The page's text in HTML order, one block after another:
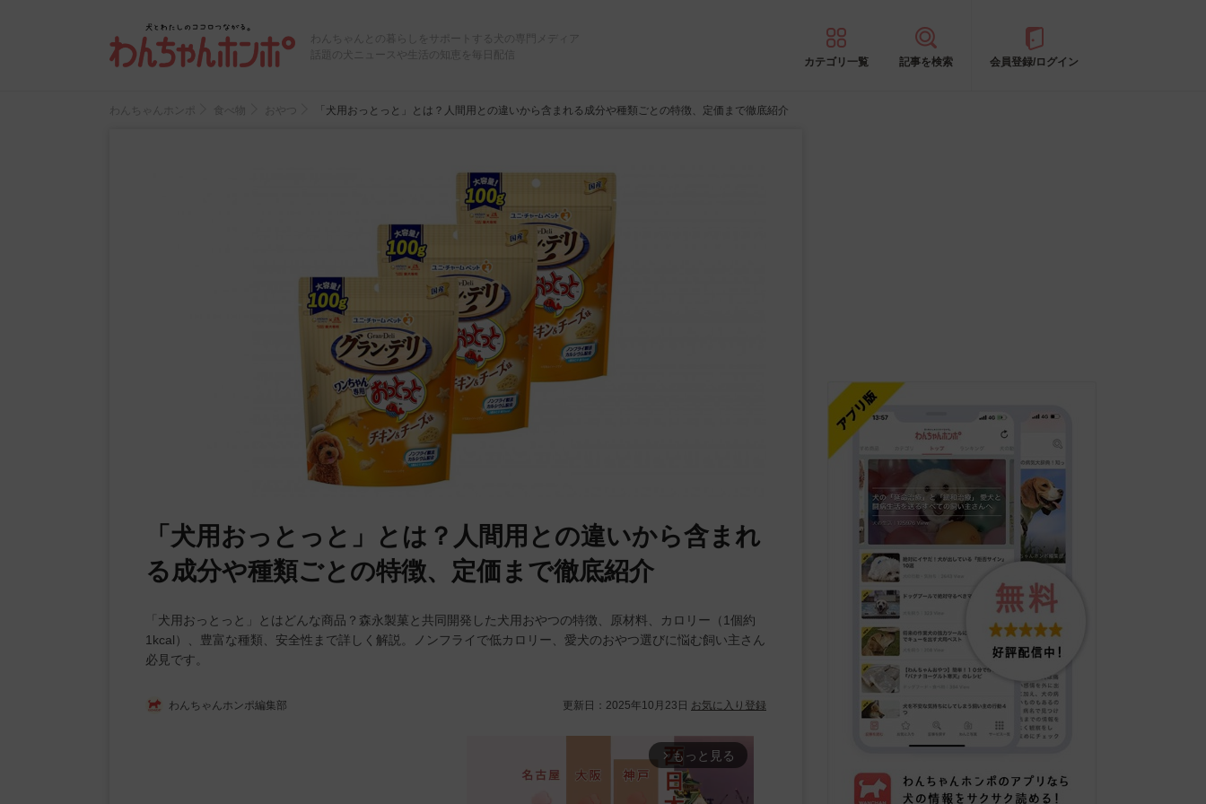
わんちゃんとの暮らしをサポートする犬の専門メディア
話題の犬ニュースや生活の知恵を毎日配信
カテゴリ一覧 記事を検索 会員登録/ログイン
わんちゃんホンポ 食べ物 おやつ 「犬用おっとっと」とは？人間用との違いから含まれる成分や種類ごとの特徴、定価まで徹底紹介
「犬用おっとっと」とは？人間用との違いから含まれ
る成分や種類ごとの特徴、定価まで徹底紹介
「犬用おっとっと」とはどんな商品？森永製菓と共同開発した犬用おやつの特徴、原材料、カロリー（1個約
1kcal）、豊富な種類、安全性まで詳しく解説。ノンフライで低カロリー、愛犬のおやつ選びに悩む飼い主さん
必見です。
わんちゃんホンポ編集部 更新日： 2025年10月23日 お気に入り登録
arrow_forward_ios もっと見る